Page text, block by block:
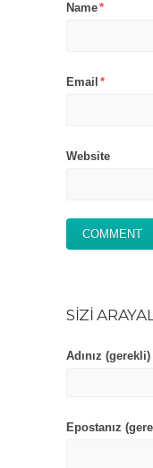
Name*
Email *
Website
SIZI
Adınız (gerekli)
Epostanız